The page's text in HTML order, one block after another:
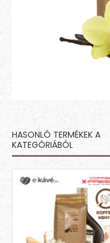
HASONLÓ TERMÉKEK A
KATEGÓRIÁBÓL